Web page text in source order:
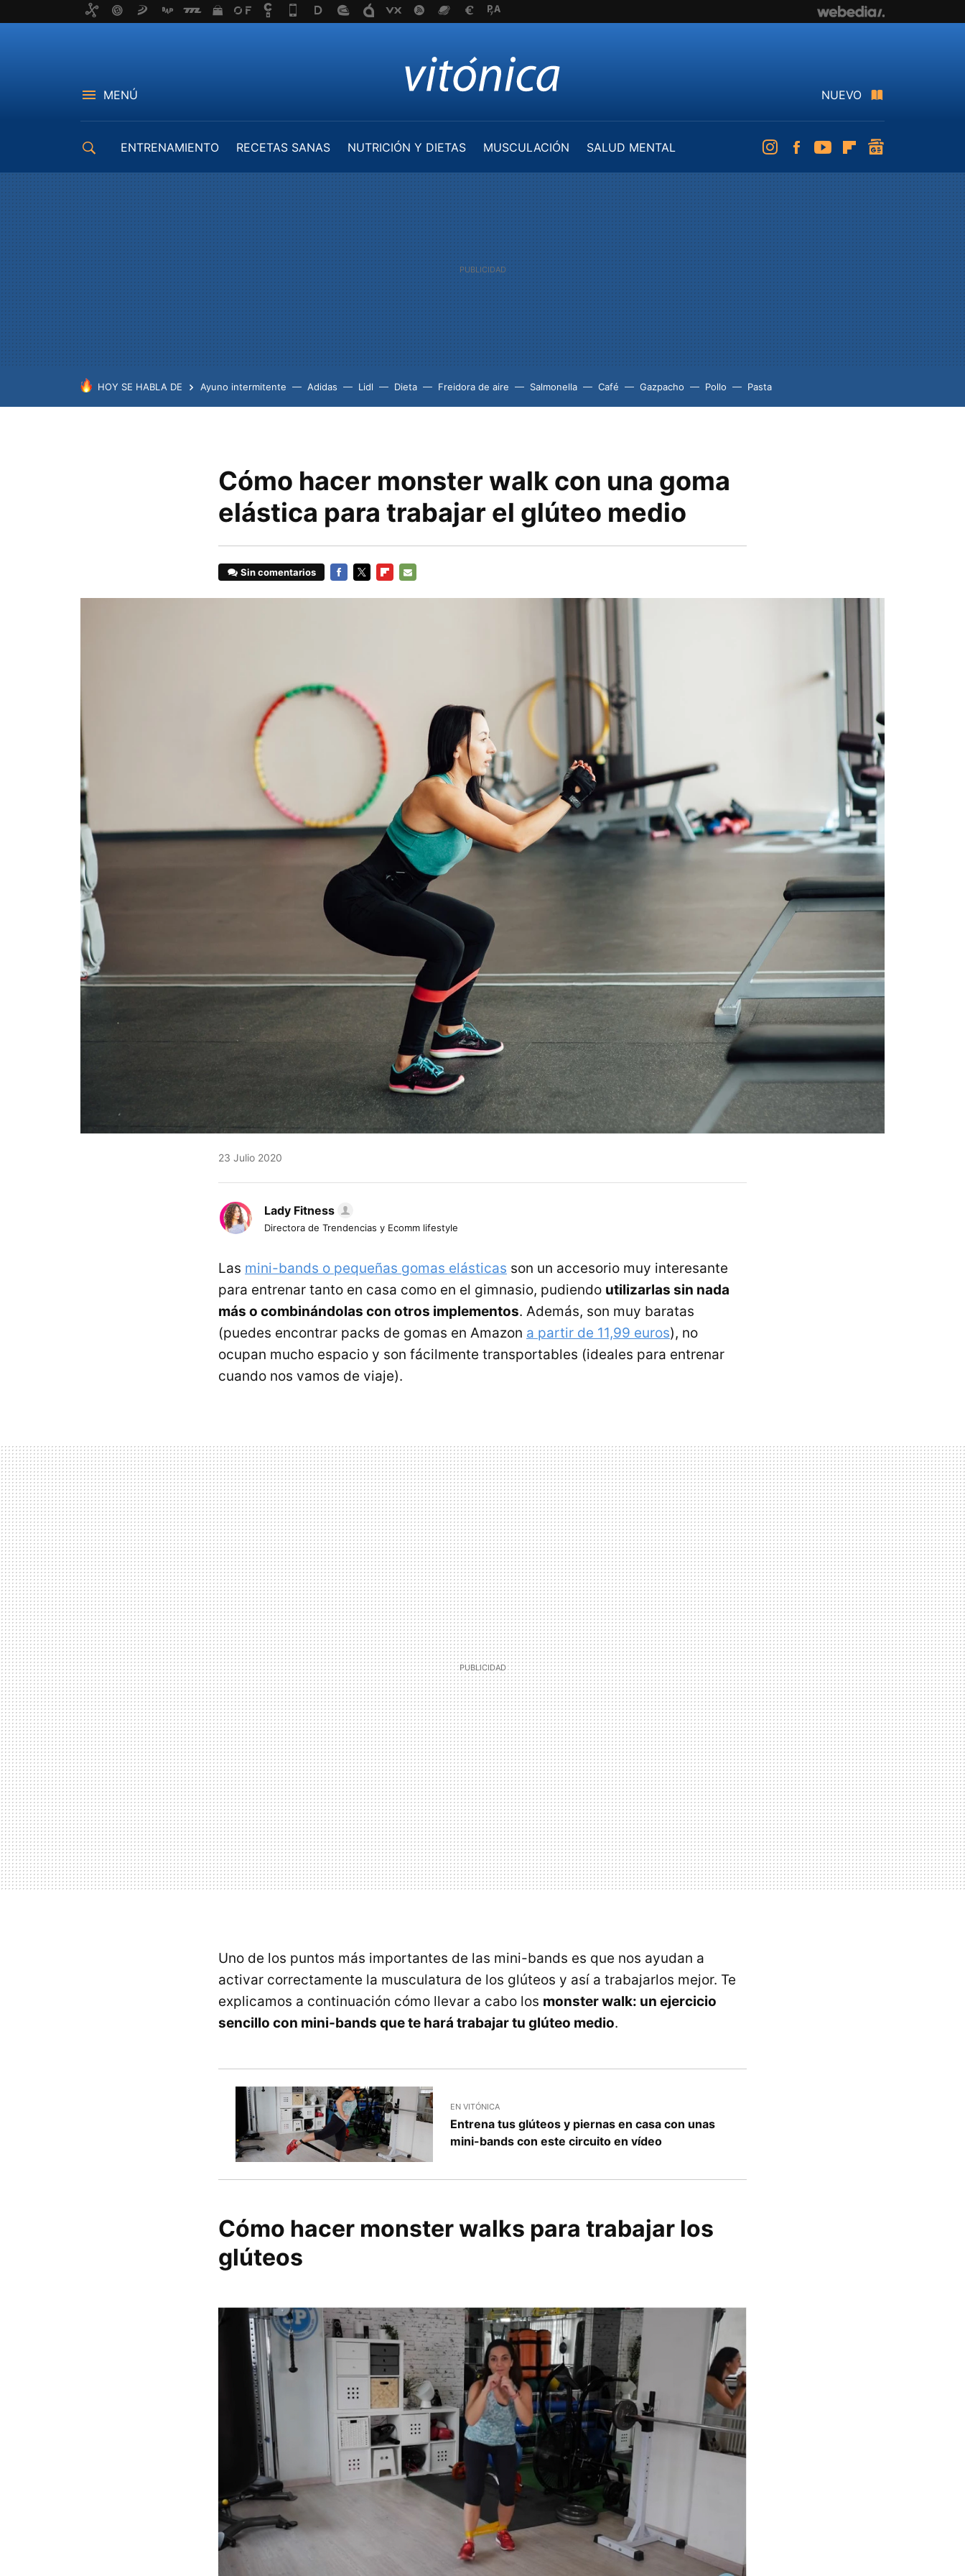
MENÚ NUEVO
ENTRENAMIENTO RECETAS SANAS NUTRICIÓN Y DIETAS MUSCULACIÓN
SALUD MENTAL
InstagramFacebookYoutubeFlipboard
HOY SE HABLA DE Ayuno intermitente Adidas Lidl Dieta Freidora de aire Salmonella Café Gazpacho Pollo Pasta
Cómo hacer monster walk con una goma
elástica para trabajar el glúteo medio
Sin comentarios
23 Julio 2020
Lady Fitness
Directora de Trendencias y Ecomm lifestyle
Las mini-bands o pequeñas gomas elásticas son un accesorio muy interesante
para entrenar tanto en casa como en el gimnasio, pudiendo utilizarlas sin nada
más o combinándolas con otros implementos. Además, son muy baratas
(puedes encontrar packs de gomas en Amazon a partir de 11,99 euros), no
ocupan mucho espacio y son fácilmente transportables (ideales para entrenar
cuando nos vamos de viaje).
Uno de los puntos más importantes de las mini-bands es que nos ayudan a
activar correctamente la musculatura de los glúteos y así a trabajarlos mejor. Te
explicamos a continuación cómo llevar a cabo los monster walk: un ejercicio
sencillo con mini-bands que te hará trabajar tu glúteo medio.
EN VITÓNICA
Entrena tus glúteos y piernas en casa con unas
mini-bands con este circuito en vídeo
Cómo hacer monster walks para trabajar los
glúteos